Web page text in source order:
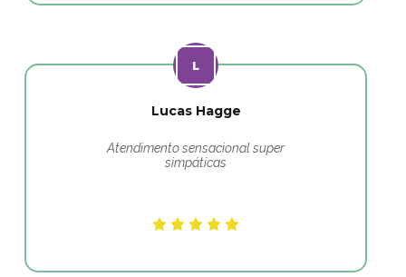
Lucas Hagge
Atendimento sensacional super
simpáticas